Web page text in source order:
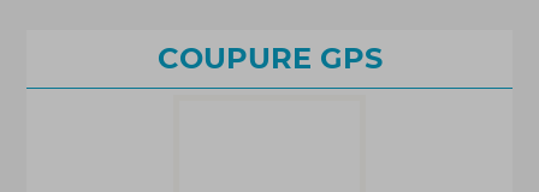
COUPURE GPS